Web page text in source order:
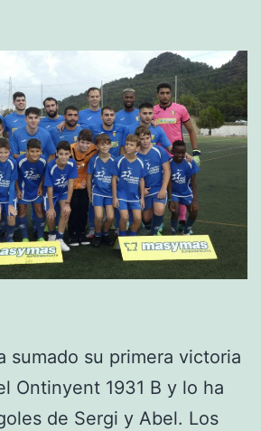
sumado su primera victoria
Ontinyent 1931 B y lo ha
de Sergi y Abel. Los